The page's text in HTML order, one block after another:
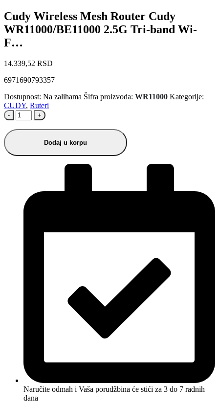
Cudy Wireless Mesh Router Cudy
WR11000/BE11000 2.5G Tri-band Wi-
F…
14.339,52 RSD
6971690793357
Dostupnost: Na zalihama Šifra proizvoda: WR11000 Kategorije:
CUDY, Ruteri
- +
Dodaj u korpu
Naručite odmah i Vaša porudžbina će stići za 3 do 7 radnih
dana